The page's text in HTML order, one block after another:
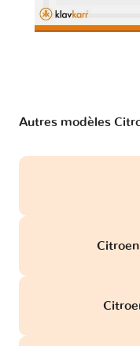
Autres modèles